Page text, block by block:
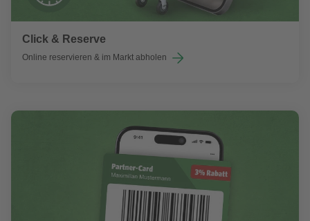
Click & Reserve
Online reservieren & im Markt abholen